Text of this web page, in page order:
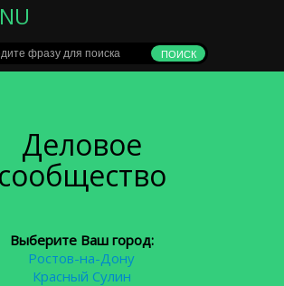
Деловое
сообщество
Выберите Ваш город:
Ростов-на-Дону
Красный Сулин